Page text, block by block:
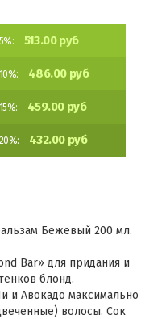
513.00 руб
486.00 руб
459.00 руб
432.00 руб
Бежевый 200 мл.
Bar» для придания и
блонд.
и Авокадо максимально
волосы. Сок